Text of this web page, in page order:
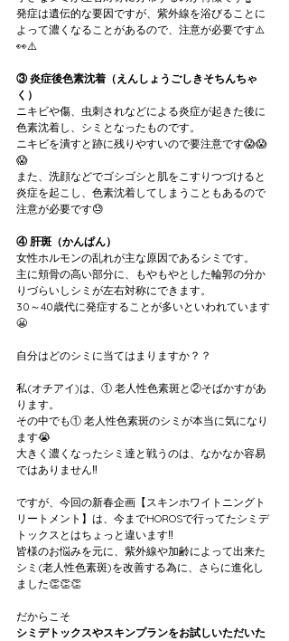
発症は遺伝的な要因ですが、紫外線を浴びることに
よって濃くなることがあるので、注意が必要です⚠️
👀⚠️
③ 炎症後色素沈着（えんしょうごしきそちんちゃ
く）
ニキビや傷、虫刺されなどによる炎症が起きた後に
色素沈着し、シミとなったものです。
ニキビを潰すと跡に残りやすいので要注意です😱😱
😱
また、洗顔などでゴシゴシと肌をこすりつづけると
炎症を起こし、色素沈着してしまうこともあるので
注意が必要です😓
④ 肝斑（かんぱん）
女性ホルモンの乱れが主な原因であるシミです。
主に頬骨の高い部分に、もやもやとした輪郭の分か
りづらいしシミが左右対称にできます。
30～40歳代に発症することが多いといわれています
😬
自分はどのシミに当てはまりますか？？
私(オチアイ)は、① 老人性色素斑と②そばかすがあ
ります。
その中でも① 老人性色素斑のシミが本当に気になり
ます😭
大きく濃くなったシミ達と戦うのは、なかなか容易
ではありません‼️
ですが、今回の新春企画【スキンホワイトニングト
リートメント】は、今までHOROSで行ってたシミデ
トックスとはちょっと違います‼️
皆様のお悩みを元に、紫外線や加齢によって出来た
シミ(老人性色素斑)を改善する為に、さらに進化し
ました👏👏👏
だからこそ
シミデトックスやスキンプランをお試しいただいた